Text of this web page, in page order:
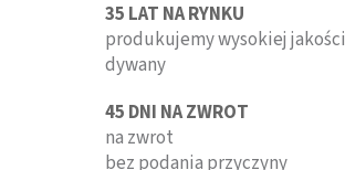
35 LAT NA RYNKU
produkujemy wysokiej jakości
dywany
45 DNI NA ZWROT
na zwrot
bez podania przyczyny